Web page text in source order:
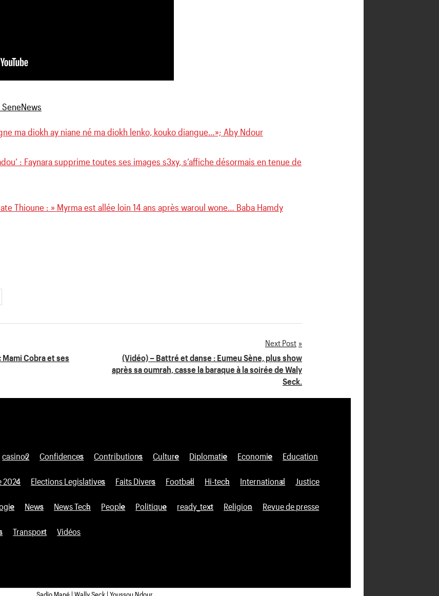
ma diokh ay niane né ma diokh lenko, kouko diangue…»; Aby Ndour
: Faynara supprime toutes ses images s3xy, s’affiche désormais en tenue de
Thioune : » Myrma est allée loin 14 ans après waroul wone… Baba Hamdy
Cobra et ses
Next Post
(Vidéo) – Battré et danse : Eumeu Sène, plus show
après sa oumrah, casse la baraque à la soirée de Waly
Seck.
casino2 Confidences Contributions Culture Diplomatie Economie Education
2024 Elections Legislatives Faits Divers Football Hi-tech International Justice
News News Tech People Politique ready_text Religion Revue de presse
Transport Vidéos
Sadio Mané | Wally Seck | Youssou Ndour